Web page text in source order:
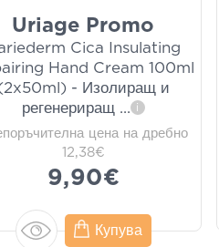
Uriage Promo
Cica Insulating
Hand Cream 100ml
- Изолиращ и
регенериращ ... i
цена на дребно
12,38€
9,90€
Купува